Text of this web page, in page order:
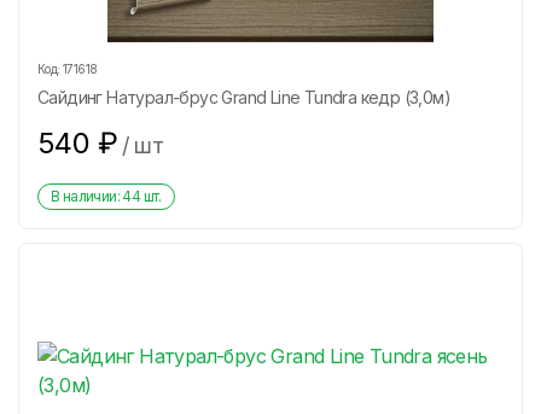
Код: 171618
Сайдинг Натурал-брус Grand Line Tundra кедр (3,0м)
540 ₽ / шт
В наличии:44шт.